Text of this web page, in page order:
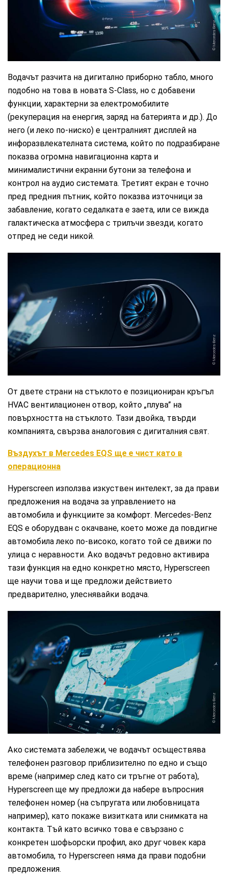
Mercedes-Benz
Водачът разчита на дигитално приборно табло, много
подобно на това в новата S-Class, но с добавени
функции, характерни за електромобилите
(рекуперация на енергия, заряд на батерията и др.). До
него (и леко по-ниско) е централният дисплей на
инфоразвлекателната система, който по подразбиране
показва огромна навигационна карта и
минималистични екранни бутони за телефона и
контрол на аудио системата. Третият екран е точно
пред предния пътник, който показва източници за
забавление, когато седалката е заета, или се вижда
галактическа атмосфера с трилъчи звезди, когато
отпред не седи никой.
Mercedes-Benz
От двете страни на стъклото е позициониран кръгъл
HVAC вентилационен отвор, който „плува” на
повърхността на стъклото. Тази двойка, твърди
компанията, свързва аналоговия с дигиталния свят.
Въздухът в Mercedes EQS ще е чист като в
операционна
Hyperscreen използва изкуствен интелект, за да прави
предложения на водача за управлението на
автомобила и функциите за комфорт. Mercedes-Benz
EQS е оборудван с окачване, което може да повдигне
автомобила леко по-високо, когато той се движи по
улица с неравности. Ако водачът редовно активира
тази функция на едно конкретно място, Hyperscreen
ще научи това и ще предложи действието
предварително, улеснявайки водача.
Mercedes-Benz
Ако системата забележи, че водачът осъществява
телефонен разговор приблизително по едно и също
време (например след като си тръгне от работа),
Hyperscreen ще му предложи да набере въпросния
телефонен номер (на съпругата или любовницата
например), като покаже визитката или снимката на
контакта. Тъй като всичко това е свързано с
конкретен шофьорски профил, ако друг човек кара
автомобила, то Hyperscreen няма да прави подобни
предложения.